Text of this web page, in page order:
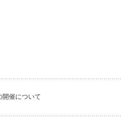
開催について